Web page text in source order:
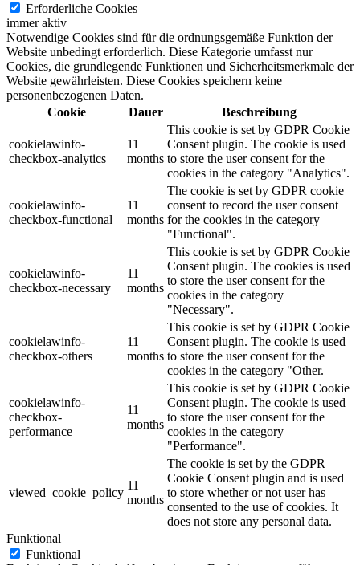
Erforderliche Cookies
immer aktiv
Notwendige Cookies sind für die ordnungsgemäße Funktion der
Website unbedingt erforderlich. Diese Kategorie umfasst nur
Cookies, die grundlegende Funktionen und Sicherheitsmerkmale der
Website gewährleisten. Diese Cookies speichern keine
personenbezogenen Daten.
Cookie
Dauer Beschreibung
cookielawinfo-
checkbox-analytics
11
months
This cookie is set by GDPR Cookie
Consent plugin. The cookie is used
to store the user consent for the
cookies in the category "Analytics".
cookielawinfo-
checkbox-functional
11
months
The cookie is set by GDPR cookie
consent to record the user consent
for the cookies in the category
"Functional".
cookielawinfo-
checkbox-necessary
11
months
This cookie is set by GDPR Cookie
Consent plugin. The cookies is used
to store the user consent for the
cookies in the category
"Necessary".
cookielawinfo-
checkbox-others
11
months
This cookie is set by GDPR Cookie
Consent plugin. The cookie is used
to store the user consent for the
cookies in the category "Other.
cookielawinfo-
checkbox-
performance
11
months
This cookie is set by GDPR Cookie
Consent plugin. The cookie is used
to store the user consent for the
cookies in the category
"Performance".
viewed_cookie_policy
11
months
The cookie is set by the GDPR
Cookie Consent plugin and is used
to store whether or not user has
consented to the use of cookies. It
does not store any personal data.
Funktional
Funktional